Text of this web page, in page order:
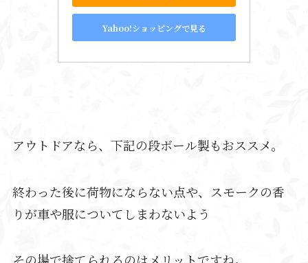
Yahoo!ショッピングで見る
アウトドアなら、下記の段ボール製もおススメ。
終わった後に荷物にならない点や、スモークの香
りが車や服についてしまわないよう